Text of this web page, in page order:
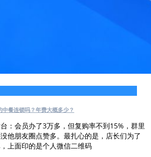
餐连锁吗？年费大概多少？
：会员办了3万多，但复购率不到15%，群里
他朋友圈点赞多。最扎心的是，店长们为了
上面印的是个人微信二维码